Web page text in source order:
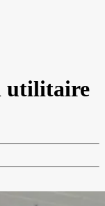
utilitaire